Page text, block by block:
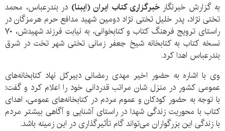
به گزارش خبرنگار خبرگزاری کتاب ایران(ایبنا) در بندرعباس، محمد
تختی نژاد، پدر خلیل تختی نژاد دومین شهید مدافع حرم هرمزگان در
راستای ترویج فرهنگ کتاب و کتابخوانی، به نیابت فرزند شهیدش، ۷۰
نسخه کتاب به کتابخانه شیخ جعفر زمانی تختی شهر تخت در شرق
بندرعباس اهدا کرد.
وی با اشاره به حضور اخیر مهدی رمضانی دبیرکل نهاد کتابخانه‌های
عمومی کشور در منزل شان مراتب قدردانی خود را اعلام کرد و گفت:
با توجه به حضور کودکان و عموم مردم در کتابخانه‌های عمومی، اهدای
کتاب با محوریت زندگی شهدا در راستای آشنایی و آگاهی بیشتر مردم
با زندگی این بزرگواران می‌تواند گام تأثیرگذاری در این زمینه باشد.